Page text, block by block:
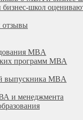
школ
отзывы
MBA
программ МВА
выпускника MBA
и менеджмента